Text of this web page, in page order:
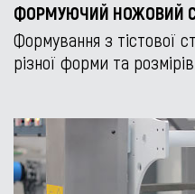
ФОРМУЮЧИЙ НОЖОВИЙ
Формування з тістової
різної форми та розмірів.